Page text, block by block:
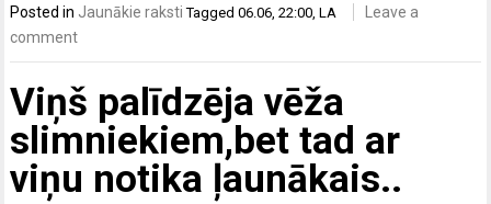
Posted in Jaunākie raksti Tagged06.06 ,22:00 ,LA
Leave a
comment
Viņš palīdzēja vēža
slimniekiem,bet tad ar
viņu notika ļaunākais..